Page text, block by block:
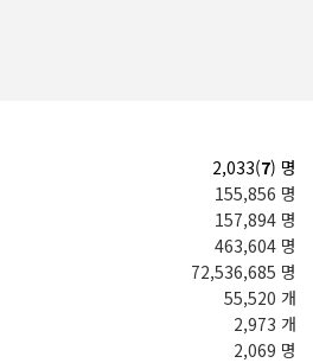
2,033(7) 명
155,856 명
157,894 명
463,604 명
72,536,685 명
55,520 개
2,973 개
2,069 명